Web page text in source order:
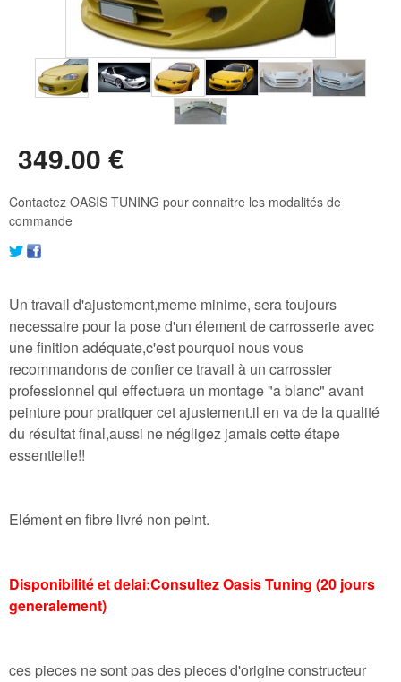
349.00 €
Contactez OASIS TUNING pour connaitre les modalités de
commande
Un travail d'ajustement,meme minime, sera toujours
necessaire pour la pose d'un élement de carrosserie avec
une finition adéquate,c'est pourquoi nous vous
recommandons de confier ce travail à un carrossier
professionnel qui effectuera un montage "a blanc" avant
peinture pour pratiquer cet ajustement.il en va de la qualité
du résultat final,aussi ne négligez jamais cette étape
essentielle!!
Elément en fibre livré non peint.
Disponibilité et delai:Consultez Oasis Tuning (20 jours
generalement)
ces pieces ne sont pas des pieces d'origine constructeur